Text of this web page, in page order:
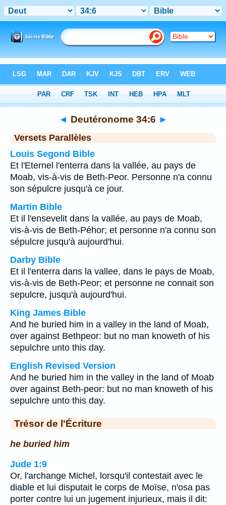
>Chapitre 34 > Verset 6
◄ Deutéronome 34:6 ►
Versets Parallèles
Louis Segond Bible
Et l'Eternel l'enterra dans la vallée, au pays de
Moab, vis-à-vis de Beth-Peor. Personne n'a connu
son sépulcre jusqu'à ce jour.
Martin Bible
Et il l'ensevelit dans la vallée, au pays de Moab,
vis-à-vis de Beth-Péhor; et personne n'a connu son
sépulcre jusqu'à aujourd'hui.
Darby Bible
Et il l'enterra dans la vallee, dans le pays de Moab,
vis-à-vis de Beth-Peor; et personne ne connait son
sepulcre, jusqu'à aujourd'hui.
King James Bible
And he buried him in a valley in the land of Moab,
over against Bethpeor: but no man knoweth of his
sepulchre unto this day.
English Revised Version
And he buried him in the valley in the land of Moab
over against Beth-peor: but no man knoweth of his
sepulchre unto this day.
Trésor de l'Écriture
he buried him
Jude 1:9
Or, l'archange Michel, lorsqu'il contestait avec le
diable et lui disputait le corps de Moïse, n'osa pas
porter contre lui un jugement injurieux, mais il dit: